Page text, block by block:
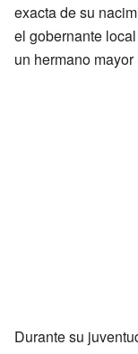
exacta de su
el gobernante
un hermano
Durante su